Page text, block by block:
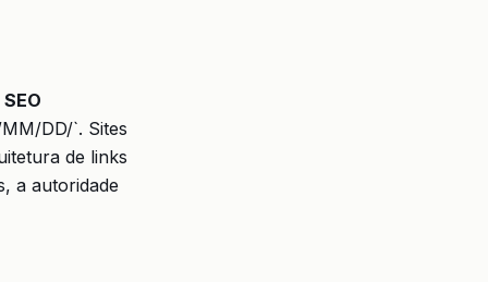
DD/`. Sites
de links
a autoridade